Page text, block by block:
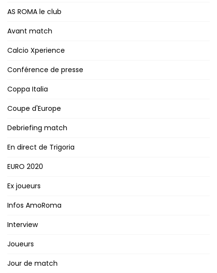
AS ROMA le club
Avant match
Calcio Xperience
Conférence de presse
Coppa Italia
Coupe d'Europe
Debriefing match
En direct de Trigoria
EURO 2020
Ex joueurs
Infos AmoRoma
Interview
Joueurs
Jour de match